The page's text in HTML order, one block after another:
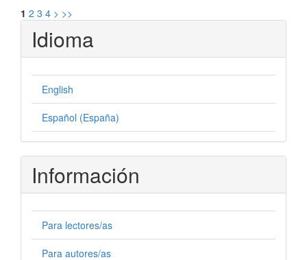
1 2 3 4 > >>
Idioma
English
Español (España)
Información
Para lectores/as
Para autores/as